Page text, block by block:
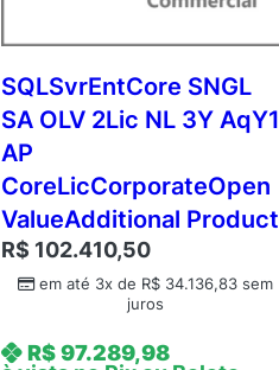
SQLSvrEntCore SNGL
SA OLV 2Lic NL 3Y AqY1
AP
CoreLicCorporateOpen
ValueAdditional Product
R$ 102.410,50
em até 3x de R$ 34.136,83 sem
juros
R$97.289,98